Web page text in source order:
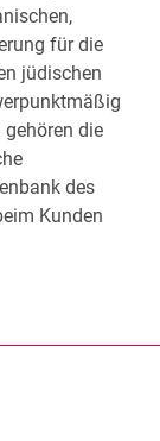
für die
jüdischen
die
des
Kunden